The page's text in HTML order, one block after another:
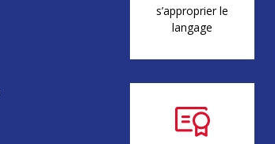
s’approprier le
langage